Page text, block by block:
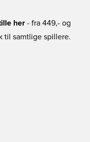
her - fra 449,- og
til samtlige spillere.